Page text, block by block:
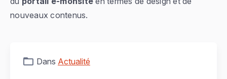
nouveaux contenus.
Dans Actualité